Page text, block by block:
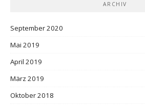
ARCHIV
September 2020
Mai 2019
April 2019
März 2019
Oktober 2018